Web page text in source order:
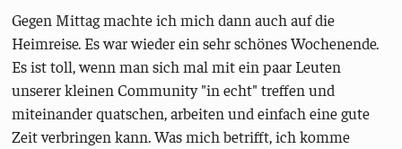
Gegen Mittag machte ich mich dann auch auf die
Heimreise. Es war wieder ein sehr schönes Wochenende.
Es ist toll, wenn man sich mal mit ein paar Leuten
unserer kleinen Community "in echt" treffen und
miteinander quatschen, arbeiten und einfach eine gute
Zeit verbringen kann. Was mich betrifft, ich komme